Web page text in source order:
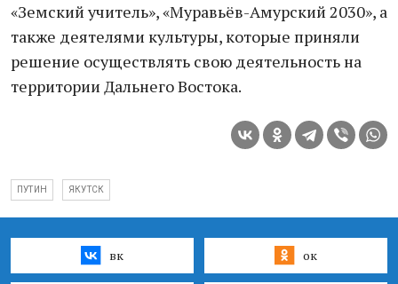
«Земский учитель», «Муравьёв-Амурский 2030», а
также деятелями культуры, которые приняли
решение осуществлять свою деятельность на
территории Дальнего Востока.
ПУТИН ЯКУТСК
вк ок